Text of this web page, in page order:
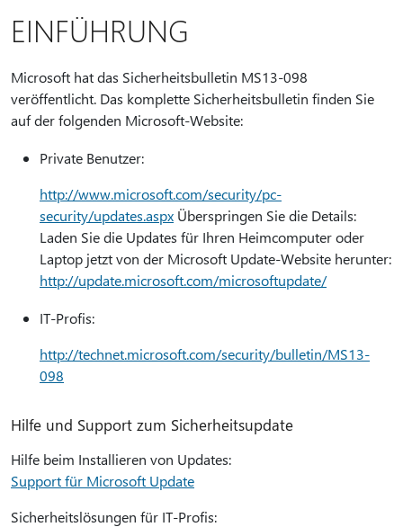
EINFÜHRUNG
Microsoft hat das Sicherheitsbulletin MS13-098
veröffentlicht. Das komplette Sicherheitsbulletin finden Sie
auf der folgenden Microsoft-Website:
Private Benutzer:
http://www.microsoft.com/security/pc-
security/updates.aspx Überspringen Sie die Details:
Laden Sie die Updates für Ihren Heimcomputer oder
Laptop jetzt von der Microsoft Update-Website herunter:
http://update.microsoft.com/microsoftupdate/
IT-Profis:
http://technet.microsoft.com/security/bulletin/MS13-
098
Hilfe und Support zum Sicherheitsupdate
Hilfe beim Installieren von Updates:
Support für Microsoft Update
Sicherheitslösungen für IT-Profis: